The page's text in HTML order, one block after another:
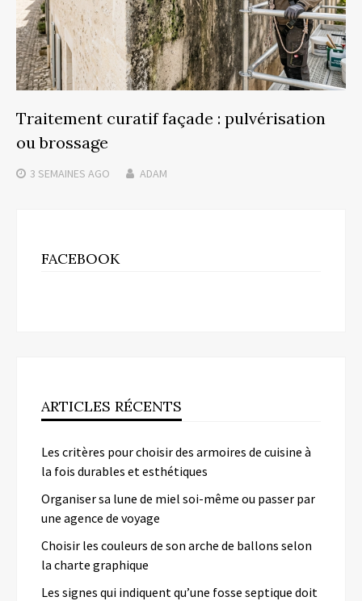
Traitement curatif façade : pulvérisation
ou brossage
3 SEMAINES AGO ADAM
FACEBOOK
ARTICLES RÉCENTS
Les critères pour choisir des armoires de cuisine à
la fois durables et esthétiques
Organiser sa lune de miel soi-même ou passer par
une agence de voyage
Choisir les couleurs de son arche de ballons selon
la charte graphique
Les signes qui indiquent qu’une fosse septique doit